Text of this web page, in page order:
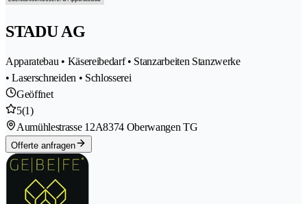
STADU AG
Apparatebau • Käsereibedarf • Stanzarbeiten Stanzwerke
• Laserschneiden • Schlosserei
Geöffnet
5(1)
Aumühlestrasse 12A8374 Oberwangen TG
Offerte anfragen